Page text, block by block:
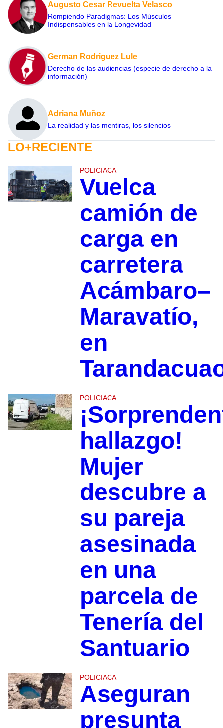
Augusto Cesar Revuelta Velasco
Rompiendo Paradigmas: Los Músculos
Indispensables en la Longevidad
German Rodriguez Lule
Derecho de las audiencias (especie de derecho a la
información)
Adriana Muñoz
La realidad y las mentiras, los silencios
LO+RECIENTE
POLICIACA
Vuelca
camión de
carga en
carretera
Acámbaro–
Maravatío,
en
POLICIACA
hallazgo!
Mujer
descubre a
su pareja
asesinada
en una
parcela de
Tenería del
Santuario
POLICIACA
Aseguran
presunta